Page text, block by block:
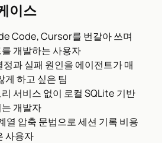
이스
Code, Cursor를 번갈아 쓰며
개발하는 사용자
정과 실패 원인을 에이전트가 매
게 하고 싶은 팀
서비스 없이 로컬 SQLite 기반
개발자
열 압축 문법으로 세션 기록 비용
사용자